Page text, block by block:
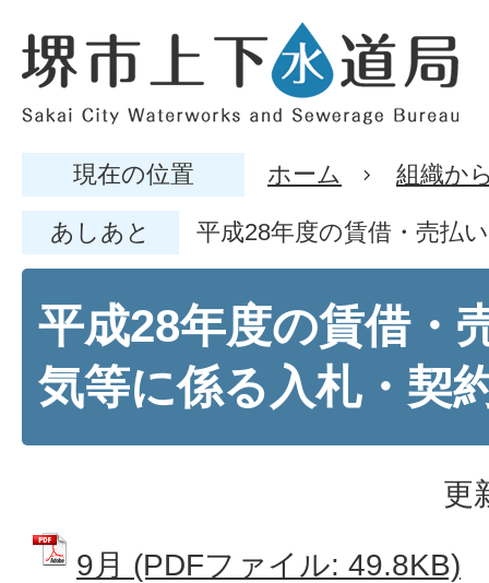
現在の位置 ホーム 組織か
あしあと 平成28年度の賃借・売払
平成28年度の賃借・
気等に係る入札・契
更
9月 (PDFファイル: 49.8KB)